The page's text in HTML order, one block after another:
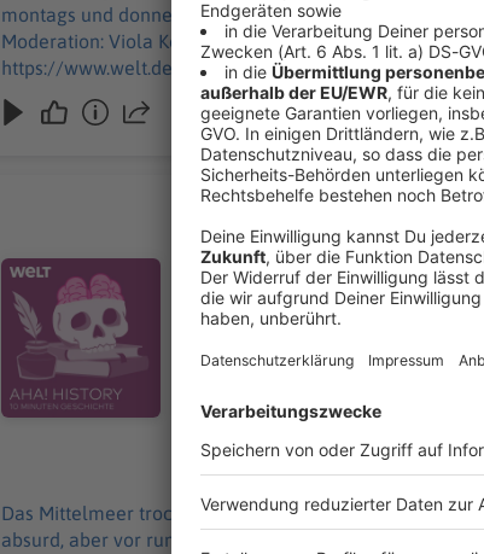
montags und donnerstags ab 6 Uhr. Wir freuen uns über Feedback an history@welt.de. Produktion: Serdar Deniz Redaktion,
Moderation: Viola Koegst Impressum: https://www.welt.de/services/article7893735/Impressum.html Datenschutz:
https://www.welt.de/services/article157550705/
Audiotitel - Atlantropa – als ein Deutscher das
Atlantropa – als ein
Das Mittelmeer trockenlegen,
für uns vielleicht absurd, aber
dem Projekt „Atlantropa“ erreichen
Zehn Minuten Geschichte" ist der
Fusionskraftwerke: https://
Serdar Deniz Redaktion, Moderation: Viola
https://www.welt.de/services/
https://www.welt.de/services/
30.12.2024 03:00 / 16min
Das Mittelmeer trockenlegen, damit aus Afrika und
absurd, aber vor rund 100 Jahren plante ein deutscher